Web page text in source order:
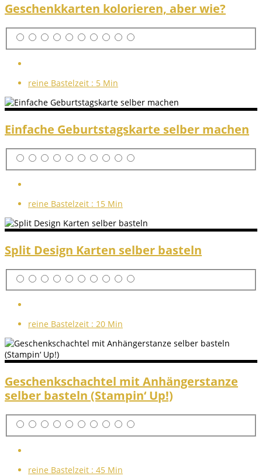
Geschenkkarten kolorieren, aber wie?
reine Bastelzeit : 5 Min
Einfache Geburtstagskarte selber machen
reine Bastelzeit : 15 Min
Split Design Karten selber basteln
reine Bastelzeit : 20 Min
Geschenkschachtel mit Anhängerstanze
selber basteln (Stampin‘ Up!)
reine Bastelzeit : 45 Min